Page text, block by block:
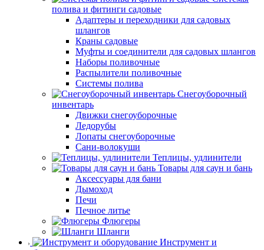
полива и фитинги садовые
Адаптеры и переходники для садовых
шлангов
Краны садовые
Муфты и соединители для садовых шлангов
Наборы поливочные
Распылители поливочные
Системы полива
Снегоуборочный
инвентарь
Движки снегоуборочные
Ледорубы
Лопаты снегоуборочные
Сани-волокуши
Теплицы, удлинители
Товары для саун и бань
Аксессуары для бани
Дымоход
Печи
Печное литье
Флюгеры
Шланги
Инструмент и